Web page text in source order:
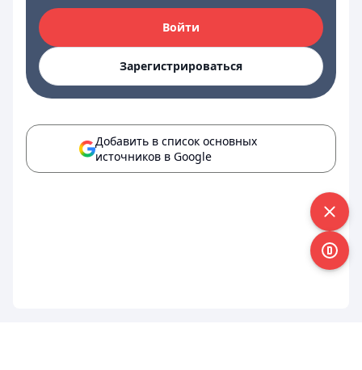
Войти
Зарегистрироваться
Добавить в список основных
источников в Google